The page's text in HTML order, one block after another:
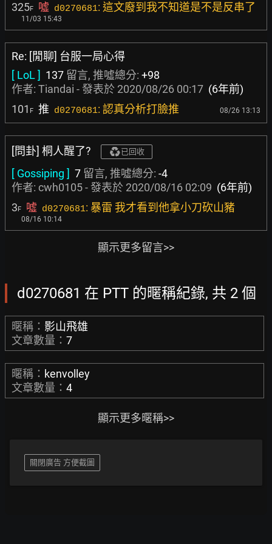
325F 噓 d0270681: 這文廢到我不知道是不是反串了
11/03 15:43
Re: [閒聊] 台服一局心得
[ LoL ] 137 留言, 推噓總分: +98
作者: Tiandai - 發表於 2020/08/26 00:17 (6年前)
101 F 推 d0270681: 認真分析打臉推 08/26 13:13
[問卦] 桐人醒了? 已回收
[ Gossiping ] 7 留言, 推噓總分: -4
作者: cwh0105- 發表於 2020/08/16 02:09 (6年前)
3F 噓 d0270681: 暴雷 我才看到他拿小刀砍山豬
08/16 10:14
顯示更多留言>>
d0270681 在 PTT 的暱稱紀錄, 共 2 個
暱稱： 影山飛雄
文章數量： 7
暱稱： kenvolley
文章數量： 4
顯示更多暱稱>>
關閉廣告 方便截圖